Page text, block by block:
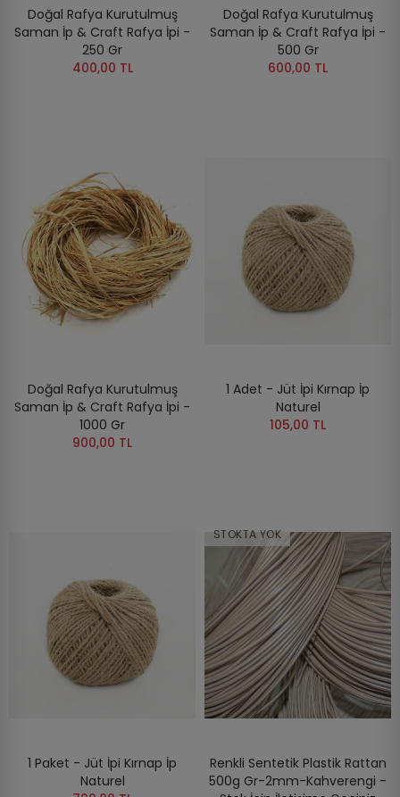
Doğal Rafya Kurutulmuş
Saman İp & Craft Rafya İpi -
250 Gr
400,00 TL
Doğal Rafya Kurutulmuş
Saman İp & Craft Rafya İpi -
500 Gr
600,00 TL
Doğal Rafya Kurutulmuş
Saman İp & Craft Rafya İpi -
1000 Gr
900,00 TL
1 Adet - Jüt İpi Kırnap İp
Naturel
105,00 TL
1 Paket - Jüt İpi Kırnap İp
Naturel
STOKTA YOK
Renkli Sentetik Plastik Rattan
500g Gr-2mm-Kahverengi -